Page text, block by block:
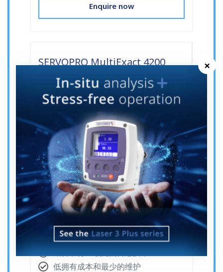
Enquire now
SERVOPRO MultiExact 4200
MultiExact 4200可同时分析多达四种气体合
成气和HyCO
适用于 HyCO、合成气、H2 和气体传
输应用
高规格多气体分析仪
同时测量多达四种气流
结合了行业领先的传感技术
低拥有成本和最少的维护
×